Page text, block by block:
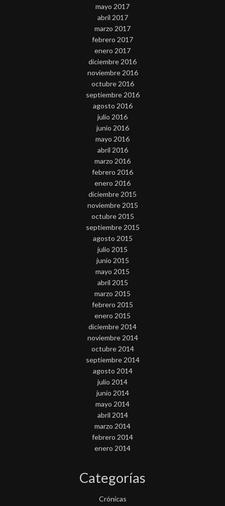
mayo 2017
abril 2017
marzo 2017
febrero 2017
enero 2017
diciembre 2016
noviembre 2016
octubre 2016
septiembre 2016
agosto 2016
julio 2016
junio 2016
mayo 2016
abril 2016
marzo 2016
febrero 2016
enero 2016
diciembre 2015
noviembre 2015
octubre 2015
septiembre 2015
agosto 2015
julio 2015
junio 2015
mayo 2015
abril 2015
marzo 2015
febrero 2015
enero 2015
diciembre 2014
noviembre 2014
octubre 2014
septiembre 2014
agosto 2014
julio 2014
junio 2014
mayo 2014
abril 2014
marzo 2014
febrero 2014
enero 2014
Categorías
Crónicas